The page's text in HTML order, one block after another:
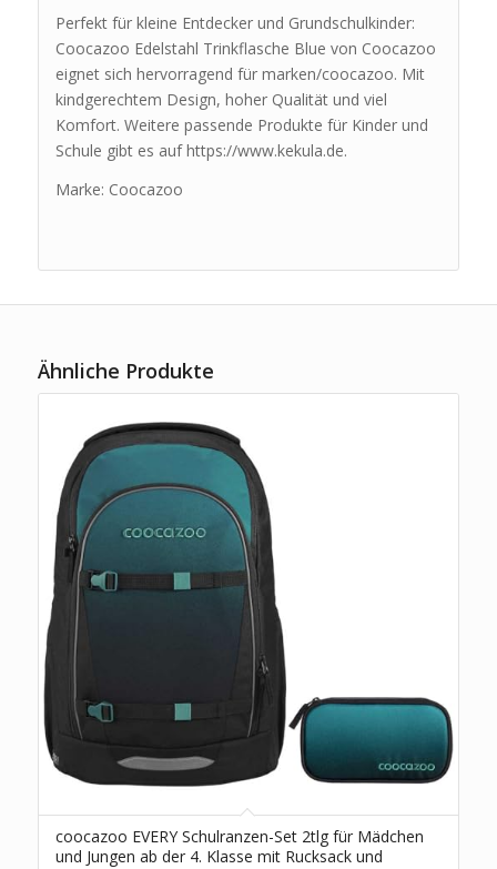
Perfekt für kleine Entdecker und Grundschulkinder:
Coocazoo Edelstahl Trinkflasche Blue von Coocazoo
eignet sich hervorragend für marken/coocazoo. Mit
kindgerechtem Design, hoher Qualität und viel
Komfort. Weitere passende Produkte für Kinder und
Schule gibt es auf https://www.kekula.de.
Marke: Coocazoo
Ähnliche Produkte
coocazoo EVERY Schulranzen-Set 2tlg für Mädchen
und Jungen ab der 4. Klasse mit Rucksack und